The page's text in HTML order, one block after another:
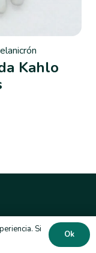
Kahlo
y cambios
Si
Ok